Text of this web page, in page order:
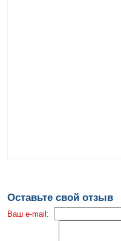
Оставьте свой отзыв
Ваш e-mail: